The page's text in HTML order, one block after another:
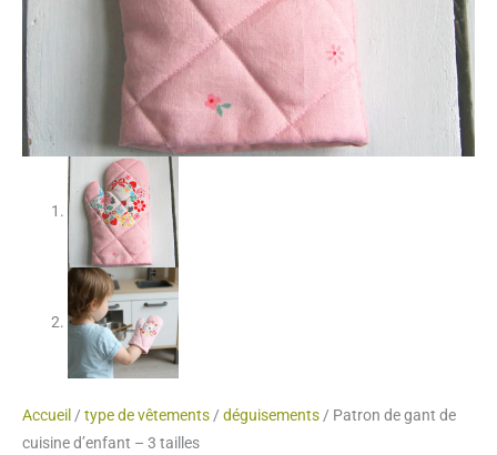
Accueil / type de vêtements / déguisements / Patron de gant de
cuisine d’enfant – 3 tailles